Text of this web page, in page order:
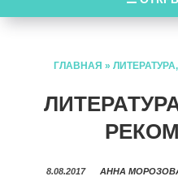
ГЛАВНАЯ »
8.08.2017 АННА